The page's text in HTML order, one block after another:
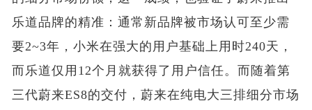
乐道品牌的精准：通常新品牌被市场认可至少需
要2~3年，小米在强大的用户基础上用时240天，
而乐道仅用12个月就获得了用户信任。而随着第
三代蔚来ES8的交付，蔚来在纯电大三排细分市场